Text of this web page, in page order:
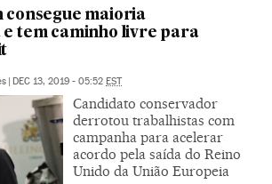
consegue maioria
tem caminho livre para
| DEC 13, 2019 - 05:52 EST
Candidato conservador
derrotou trabalhistas com
campanha para acelerar
acordo pela saída do Reino
Unido da União Europeia